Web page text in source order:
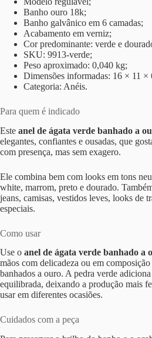
Banho ouro 18k;
Banho galvânico em 6 camadas;
Acabamento em verniz;
Cor predominante: verde e
SKU: 9913-verde;
Peso aproximado: 0,040 kg;
Dimensões informadas: 16 × 11 ×
Categoria: Anéis.
Para quem é indicado
Este anel de ágata verde banhado a
elegantes, confiantes e ousadas, que
com presença, mas sem exagero.
Ele combina bem com looks em tons
white, marrom, preto e dourado.
jeans, camisas, vestidos leves, looks de
especiais.
Como usar
Use o anel de ágata verde banhado a
mãos com delicadeza ou em
banhados a ouro. A pedra verde
equilibrada, deixando a produção mais
usar em diferentes ocasiões.
Cuidados com a peça